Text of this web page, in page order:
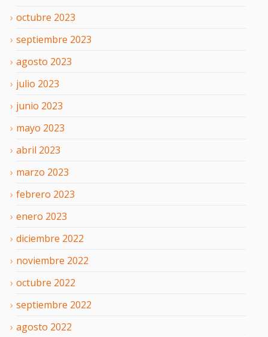
octubre 2023
septiembre 2023
agosto 2023
julio 2023
junio 2023
mayo 2023
abril 2023
marzo 2023
febrero 2023
enero 2023
diciembre 2022
noviembre 2022
octubre 2022
septiembre 2022
agosto 2022